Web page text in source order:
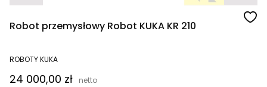
Robot przemysłowy Robot KUKA KR 210
ROBOTY KUKA
Cena
24 000,00 zł